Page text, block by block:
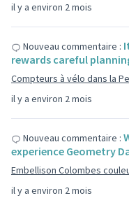
il y a environ 2 mois
il y a environ 2 mois
Nouveau commentaire :
rewards careful
Compteurs à vélo dans la
il y a environ 2 mois
Nouveau commentaire :
experience Geometry
Embellison Colombes